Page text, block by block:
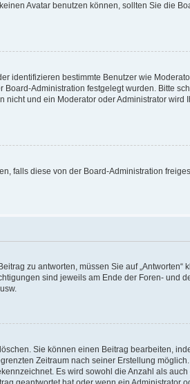
Avatar benutzen können, sollten Sie die
identifizieren bestimmte Benutzer wie
Administration festgelegt wurden. Bitte
und ein Moderator oder Administrator wird
falls diese von der Board-Administration
zu antworten, müssen Sie auf „Antworten“
sind jeweils am Ende der Foren- und
Sie können einen Beitrag bearbeiten,
Zeitraum nach seiner Erstellung
Es wird sowohl die Anzahl als auch